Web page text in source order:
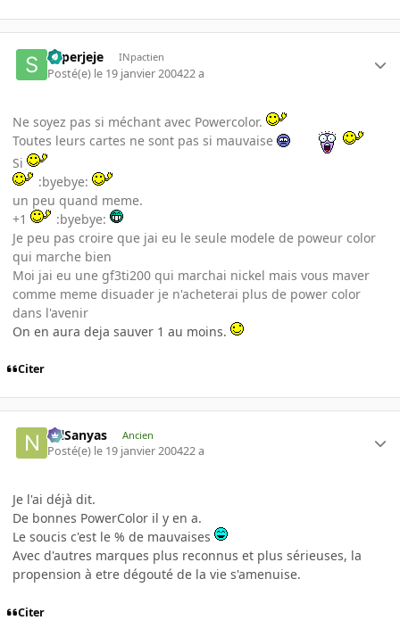
superjeje INpactien
Posté(e) le 19 janvier 200422 a
Ne soyez pas si méchant avec Powercolor.
Toutes leurs cartes ne sont pas si mauvaise
Si
:byebye:
un peu quand meme.
+1
:byebye:
Je peu pas croire que jai eu le seule modele de poweur color
qui marche bien
Moi jai eu une gf3ti200 qui marchai nickel mais vous maver
comme meme disuader je n'acheterai plus de power color
dans l'avenir
On en aura deja sauver 1 au moins.
Citer
NilSanyas Ancien
Posté(e) le 19 janvier 200422 a
Je l'ai déjà dit.
De bonnes PowerColor il y en a.
Le soucis c'est le % de mauvaises
Avec d'autres marques plus reconnus et plus sérieuses, la
propension à etre dégouté de la vie s'amenuise.
Citer